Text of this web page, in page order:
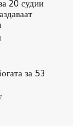
20 судии
за 53